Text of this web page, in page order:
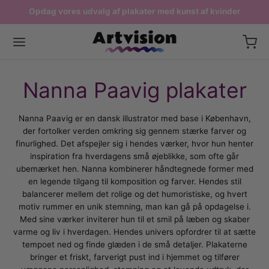
Fri fragt ved køb over 599,-
Produceres i Danmark
Nanna Paavig plakater
Nanna Paavig er en dansk illustrator med base i København,
der fortolker verden omkring sig gennem stærke farver og
finurlighed. Det afspejler sig i hendes værker, hvor hun henter
inspiration fra hverdagens små øjeblikke, som ofte går
ubemærket hen. Nanna kombinerer håndtegnede former med
en legende tilgang til komposition og farver. Hendes stil
balancerer mellem det rolige og det humoristiske, og hvert
motiv rummer en unik stemning, man kan gå på opdagelse i.
Med sine værker inviterer hun til et smil på læben og skaber
varme og liv i hverdagen. Hendes univers opfordrer til at sætte
tempoet ned og finde glæden i de små detaljer. Plakaterne
bringer et friskt, farverigt pust ind i hjemmet og tilfører
med Danmark
Plakater
kunstnere
kunst
kunst
kunst
til stuen
til køkkenet
til soveværelset
til børneværelset
til badeværelset
Dag plakater
plakater
af kvinder
plakater